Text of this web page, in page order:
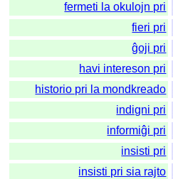
fermeti la okulojn pri
fieri pri
ĝoji pri
havi intereson pri
historio pri la mondkreado
indigni pri
informiĝi pri
insisti pri
insisti pri sia rajto